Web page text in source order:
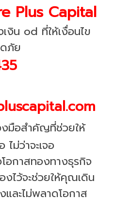
Plus Capital
น od ที่ให้เงื่อนไข
ภัย
งมือสำคัญที่ช่วยให้
ม่ว่าจะเจอ
อกาสทองทางธุรกิจ
งไว้จะช่วยให้คุณเดิน
ละไม่พลาดโอกาส